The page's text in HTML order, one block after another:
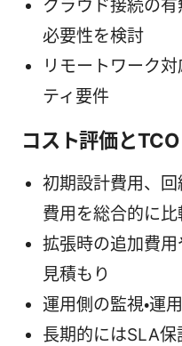
クラウド接続の
必要性を検討
リモートワーク
ティ要件
コスト評価とTCO
初期設計費用、
費用を総合的に比
拡張時の追加費
見積もり
運用側の監視・運
長期的にはSLA